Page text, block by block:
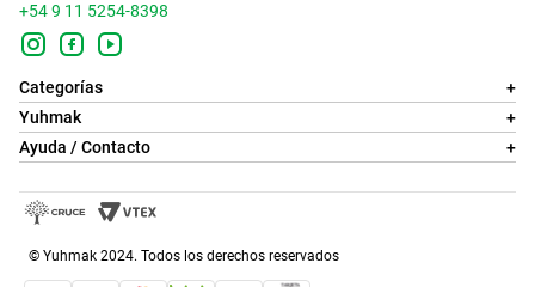
+54 9 11 5254-8398
Categorías
+
Yuhmak
+
Ayuda / Contacto
+
© Yuhmak 2024. Todos los derechos reservados